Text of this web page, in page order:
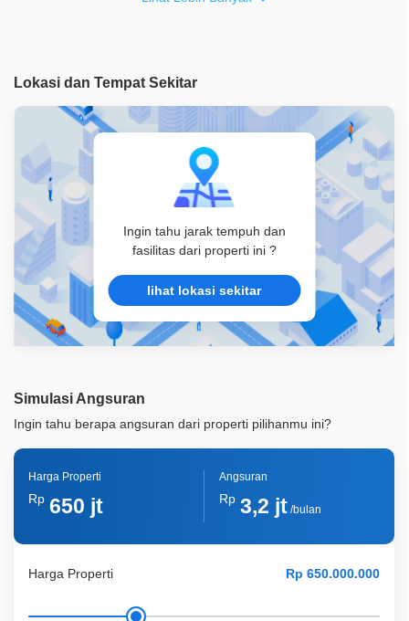
Lokasi dan Tempat Sekitar
Ingin tahu jarak tempuh dan
fasilitas dari properti ini ?
lihat lokasi sekitar
Simulasi Angsuran
Ingin tahu berapa angsuran dari properti pilihanmu ini?
Harga Properti
Harga Properti
Rp 650 jt
Angsuran
Rp 3,2 jt/bulan